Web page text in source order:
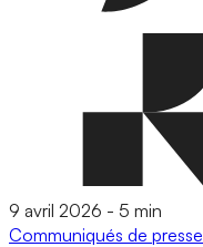
9 avril 2026 - 5 min
Communiqués de presse